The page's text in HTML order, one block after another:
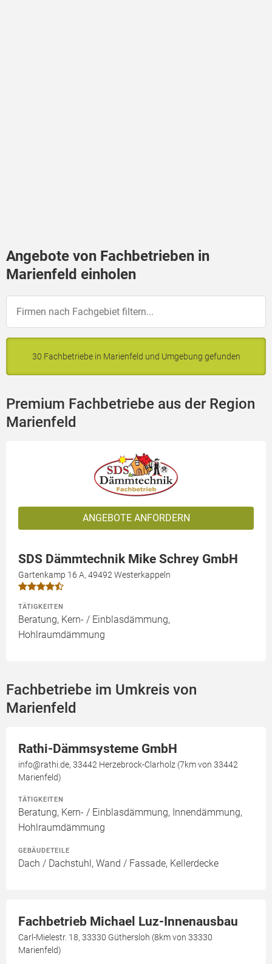
Angebote von Fachbetrieben in
Marienfeld einholen
30 Fachbetriebe in Marienfeld und Umgebung gefunden
Premium Fachbetriebe aus der Region
Marienfeld
ANGEBOTE ANFORDERN
SDS Dämmtechnik Mike Schrey GmbH
Gartenkamp 16 A, 49492 Westerkappeln
TÄTIGKEITEN
Beratung, Kern- / Einblasdämmung,
Hohlraumdämmung
Fachbetriebe im Umkreis von
Marienfeld
Rathi-Dämmsysteme GmbH
info@rathi.de, 33442 Herzebrock-Clarholz (7km von 33442
Marienfeld)
TÄTIGKEITEN
Beratung, Kern- / Einblasdämmung, Innendämmung,
Hohlraumdämmung
GEBÄUDETEILE
Dach / Dachstuhl, Wand / Fassade, Kellerdecke
Fachbetrieb Michael Luz-Innenausbau
Carl-Mielestr. 18, 33330 Güthersloh (8km von 33330
Marienfeld)